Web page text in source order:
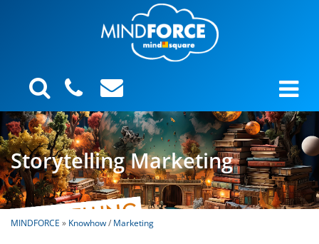
Storytelling Marketing
MINDFORCE » Knowhow/ Marketing